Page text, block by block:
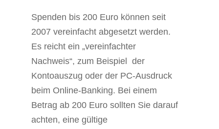
Spenden bis 200 Euro können seit
2007 vereinfacht abgesetzt werden.
Es reicht ein „vereinfachter
Nachweis“, zum Beispiel der
Kontoauszug oder der PC-Ausdruck
beim Online-Banking. Bei einem
Betrag ab 200 Euro sollten Sie darauf
achten, eine gültige